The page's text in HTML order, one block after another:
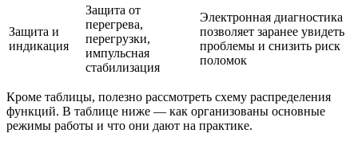
Защита и
индикация
Защита от
перегрева,
перегрузки,
импульсная
стабилизация
Электронная диагностика
позволяет заранее увидеть
проблемы и снизить риск
поломок
Кроме таблицы, полезно рассмотреть схему распределения
функций. В таблице ниже — как организованы основные
режимы работы и что они дают на практике.